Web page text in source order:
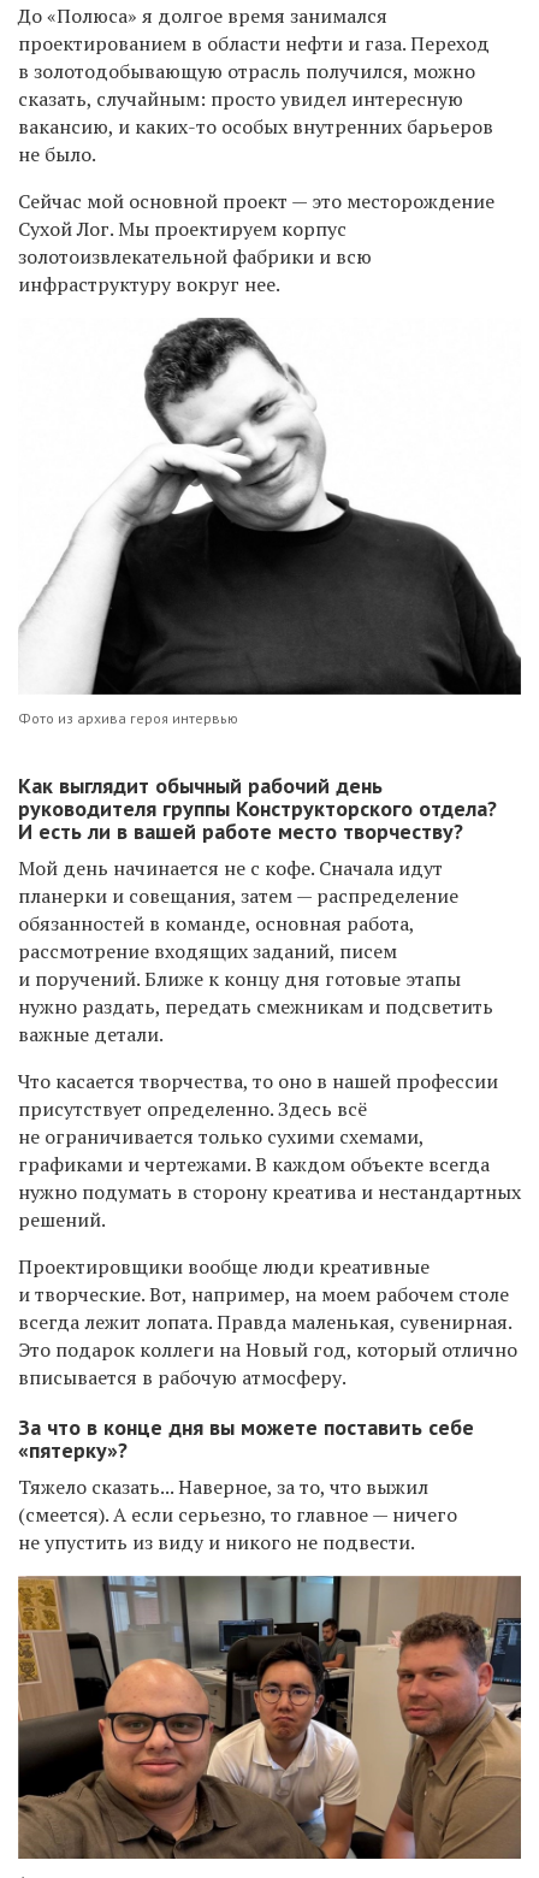
До «Полюса» я долгое время занимался
проектированием в области нефти и газа. Переход
в золотодобывающую отрасль получился, можно
сказать, случайным: просто увидел интересную
вакансию, и каких-то особых внутренних барьеров
не было.
Сейчас мой основной проект — это месторождение
Сухой Лог. Мы проектируем корпус
золотоизвлекательной фабрики и всю
инфраструктуру вокруг нее.
Фото из архива героя интервью
Как выглядит обычный рабочий день
руководителя группы Конструкторского отдела?
И есть ли в вашей работе место творчеству?
Мой день начинается не с кофе. Сначала идут
планерки и совещания, затем — распределение
обязанностей в команде, основная работа,
рассмотрение входящих заданий, писем
и поручений. Ближе к концу дня готовые этапы
нужно раздать, передать смежникам и подсветить
важные детали.
Что касается творчества, то оно в нашей профессии
присутствует определенно. Здесь всё
не ограничивается только сухими схемами,
графиками и чертежами. В каждом объекте всегда
нужно подумать в сторону креатива и нестандартных
решений.
Проектировщики вообще люди креативные
и творческие. Вот, например, на моем рабочем столе
всегда лежит лопата. Правда маленькая, сувенирная.
Это подарок коллеги на Новый год, который отлично
вписывается в рабочую атмосферу.
За что в конце дня вы можете поставить себе
«пятерку»?
Тяжело сказать... Наверное, за то, что выжил
(смеется). А если серьезно, то главное — ничего
не упустить из виду и никого не подвести.